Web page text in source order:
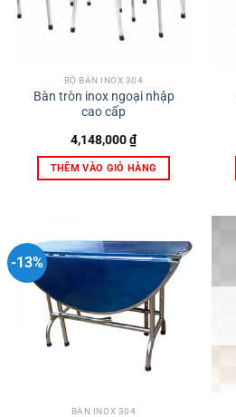
BỘ BÀN INOX 304
Bàn tròn inox ngoại nhập
cao cấp
4,148,000₫
THÊM VÀO GIỎ HÀNG
-13%
BÀN INOX 304